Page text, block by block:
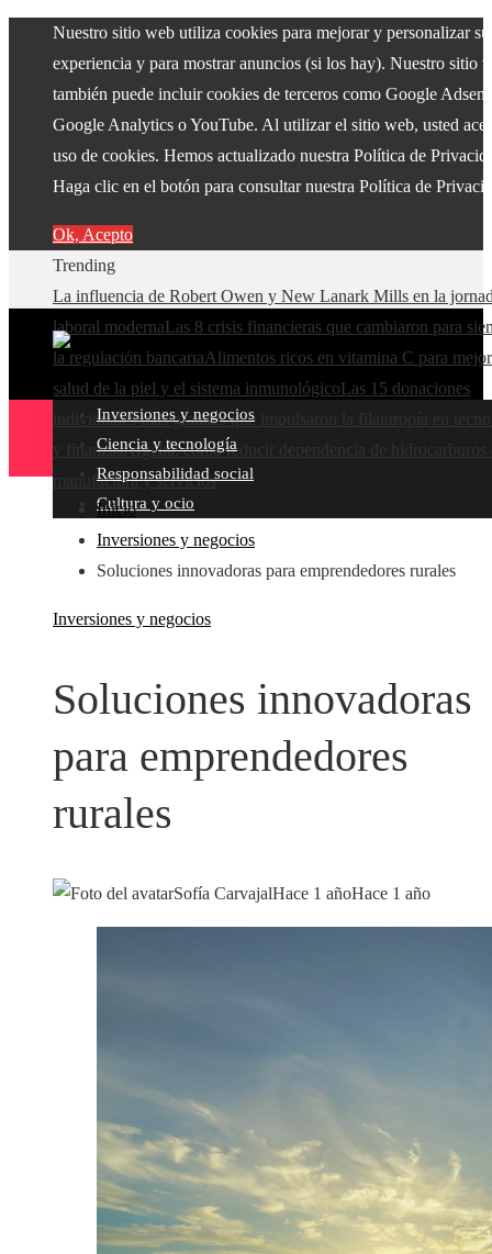
Nuestro sitio web utiliza cookies para mejorar y personalizar su
experiencia y para mostrar anuncios (si los hay). Nuestro sitio
también puede incluir cookies de terceros como Google
Google Analytics o YouTube. Al utilizar el sitio web, usted
uso de cookies. Hemos actualizado nuestra Política de
Haga clic en el botón para consultar nuestra Política de
Ok, Acepto
Trending
La influencia de Robert Owen y New Lanark Mills en la
laboral modernaLas 8 crisis financieras que cambiaron para
la regulación bancariaAlimentos ricos en vitamina C para
salud de la piel y el sistema inmunológicoLas 15 donaciones
individuales más grandes que impulsaron la filantropía en
y finanzasArgelia: cómo reducir dependencia de hidrocarburos
manufactura y servicios
Inversiones y negocios
Ciencia y tecnología
Responsabilidad social
Cultura y ocio
Inicio
Inversiones y negocios
Soluciones innovadoras para emprendedores rurales
Inversiones y negocios
Soluciones innovadoras
para emprendedores
rurales
Sofía CarvajalHace 1 añoHace 1 año